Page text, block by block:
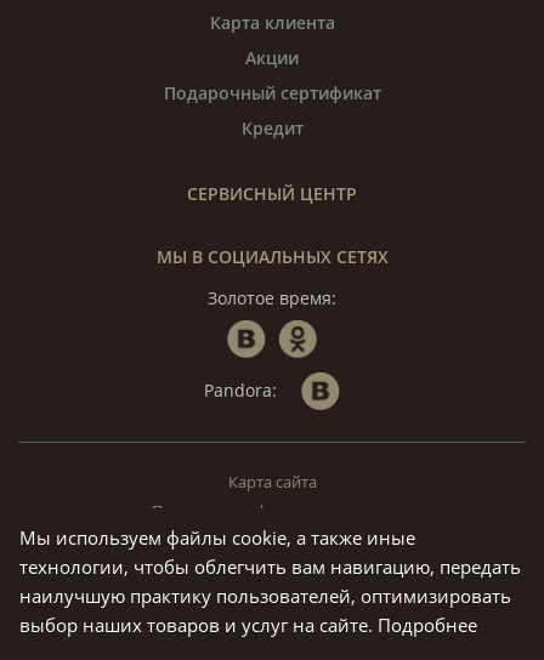
Карта клиента
Акции
Подарочный сертификат
Кредит
СЕРВИСНЫЙ ЦЕНТР
МЫ В СОЦИАЛЬНЫХ СЕТЯХ
Золотое время:
Pandora:
© «Золотое Время», 1994 — 2026. г. Москва.
Предложения на данном сайте не являются публичной офертой.
Все права на материалы, находящиеся на сайте ivtime.ru
охраняются в соответствии с законодательством РФ, в том числе,
об авторских и смежных правах.Воспроизведение,
Карта сайта
Политика конфиденциальности
Мы используем файлы cookie, а также иные
технологии, чтобы облегчить вам навигацию, передать
наилучшую практику пользователей, оптимизировать
выбор наших товаров и услуг на сайте. Подробнее